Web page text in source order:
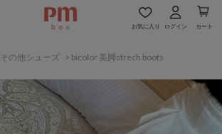
お気に入り ログイン カート
その他シューズ > bicolor 美脚strech boots